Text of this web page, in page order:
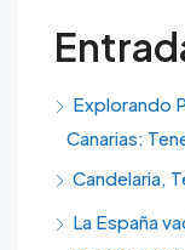
Explorando
Canarias:
Candelaria,
La España